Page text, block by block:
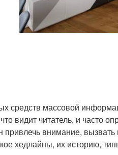
средств массовой
видит читатель, и часто
привлечь внимание,
хедлайны, их историю,